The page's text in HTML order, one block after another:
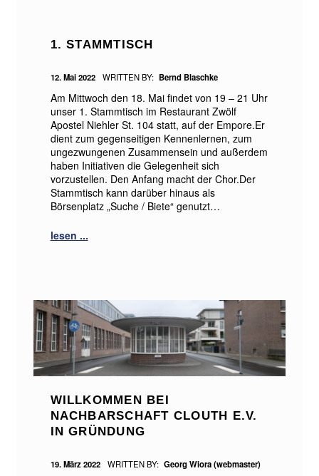
1. STAMMTISCH
12. Mai 2022 WRITTEN BY: Bernd Blaschke
Am Mittwoch den 18. Mai findet von 19 – 21 Uhr
unser 1. Stammtisch im Restaurant Zwölf
Apostel Niehler St. 104 statt, auf der Empore.Er
dient zum gegenseitigen Kennenlernen, zum
ungezwungenen Zusammensein und außerdem
haben Initiativen die Gelegenheit sich
vorzustellen. Den Anfang macht der Chor.Der
Stammtisch kann darüber hinaus als
Börsenplatz „Suche / Biete“ genutzt…
WILLKOMMEN BEI
NACHBARSCHAFT CLOUTH E.V.
IN GRÜNDUNG
19. März 2022 WRITTEN BY: Georg Wiora (webmaster)